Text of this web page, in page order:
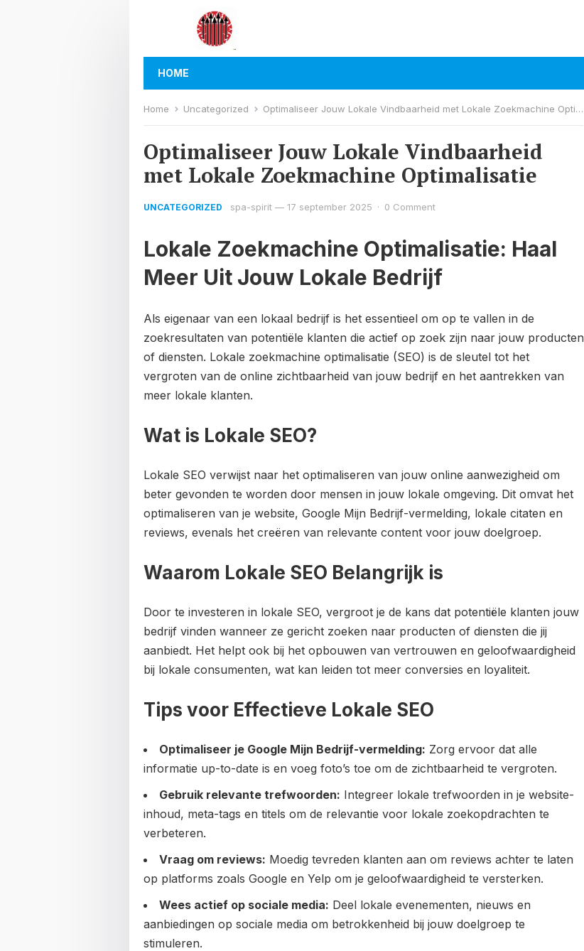
HOME
Home Uncategorized Optimaliseer Jouw Lokale Vindbaarheid met Lokale Zoekmachine Optimalisatie
Optimaliseer Jouw Lokale Vindbaarheid
met Lokale Zoekmachine Optimalisatie
UNCATEGORIZED spa-spirit — 17 september 2025 · 0 Comment
Lokale Zoekmachine Optimalisatie: Haal
Meer Uit Jouw Lokale Bedrijf
Als eigenaar van een lokaal bedrijf is het essentieel om op te vallen in de
zoekresultaten van potentiële klanten die actief op zoek zijn naar jouw producten
of diensten. Lokale zoekmachine optimalisatie (SEO) is de sleutel tot het
vergroten van de online zichtbaarheid van jouw bedrijf en het aantrekken van
meer lokale klanten.
Wat is Lokale SEO?
Lokale SEO verwijst naar het optimaliseren van jouw online aanwezigheid om
beter gevonden te worden door mensen in jouw lokale omgeving. Dit omvat het
optimaliseren van je website, Google Mijn Bedrijf-vermelding, lokale citaten en
reviews, evenals het creëren van relevante content voor jouw doelgroep.
Waarom Lokale SEO Belangrijk is
Door te investeren in lokale SEO, vergroot je de kans dat potentiële klanten jouw
bedrijf vinden wanneer ze gericht zoeken naar producten of diensten die jij
aanbiedt. Het helpt ook bij het opbouwen van vertrouwen en geloofwaardigheid
bij lokale consumenten, wat kan leiden tot meer conversies en loyaliteit.
Tips voor Effectieve Lokale SEO
Optimaliseer je Google Mijn Bedrijf-vermelding: Zorg ervoor dat alle
informatie up-to-date is en voeg foto’s toe om de zichtbaarheid te vergroten.
Gebruik relevante trefwoorden: Integreer lokale trefwoorden in je website-
inhoud, meta-tags en titels om de relevantie voor lokale zoekopdrachten te
verbeteren.
Vraag om reviews: Moedig tevreden klanten aan om reviews achter te laten
op platforms zoals Google en Yelp om je geloofwaardigheid te versterken.
Wees actief op sociale media: Deel lokale evenementen, nieuws en
aanbiedingen op sociale media om betrokkenheid bij jouw doelgroep te
stimuleren.